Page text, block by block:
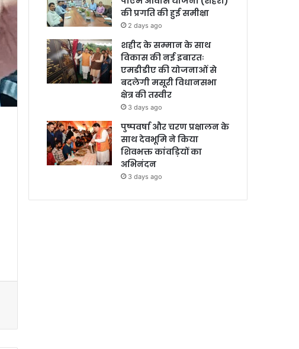
की प्रगति की हुई समीक्षा
2 days ago
शहीद के सम्मान के साथ
विकास की नई इबारतः
एमडीडीए की योजनाओं से
बदलेगी मसूरी विधानसभा
क्षेत्र की तस्वीर
3 days ago
पुष्पवर्षा और चरण प्रक्षालन के
साथ देवभूमि ने किया
शिवभक्त कांवड़ियों का
अभिनंदन
3 days ago